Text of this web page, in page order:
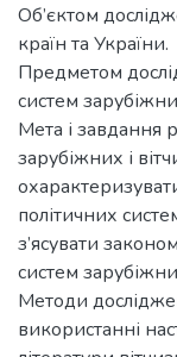
Об’єктом
країн та України.
Предметом
систем
Мета і завдання
зарубіжних і
політичних
з’ясувати
систем
Методи
використанні